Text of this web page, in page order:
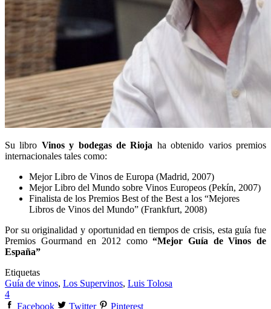
Su libro Vinos y bodegas de Rioja ha obtenido varios premios
internacionales tales como:
Mejor Libro de Vinos de Europa (Madrid, 2007)
Mejor Libro del Mundo sobre Vinos Europeos (Pekín, 2007)
Finalista de los Premios Best of the Best a los “Mejores
Libros de Vinos del Mundo” (Frankfurt, 2008)
Por su originalidad y oportunidad en tiempos de crisis, esta guía fue
Premios Gourmand en 2012 como“Mejor Guía de Vinos de
España”
Etiquetas
Guía de vinos, Los Supervinos, Luis Tolosa
4
Facebook
Twitter
Pinterest